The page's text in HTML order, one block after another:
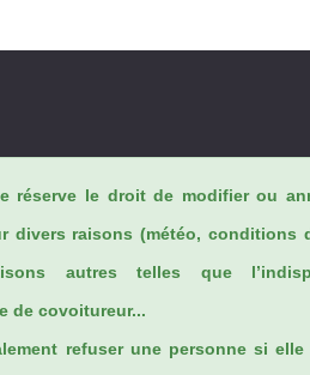
réserve le droit de modifier ou
divers raisons (météo, conditions
autres telles que
de covoitureur...
refuser une personne si